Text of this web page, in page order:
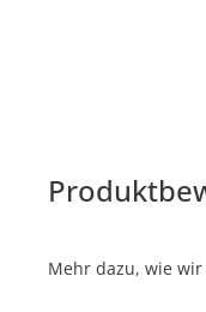
Mehr dazu, wie